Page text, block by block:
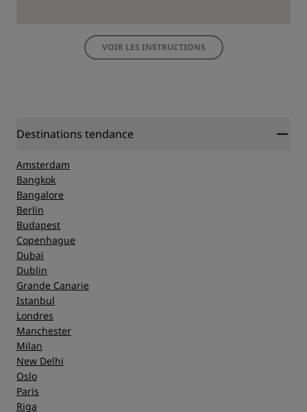
VOIR LES INSTRUCTIONS
Destinations tendance
Amsterdam
Bangkok
Bangalore
Berlin
Budapest
Copenhague
Dubaï
Dublin
Grande Canarie
Istanbul
Londres
Manchester
Milan
New Delhi
Oslo
Paris
Riga